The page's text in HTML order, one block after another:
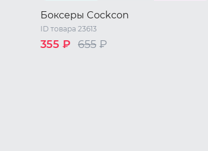
Боксеры Cockcon
ID товара 23613
355 ₽ 655 ₽